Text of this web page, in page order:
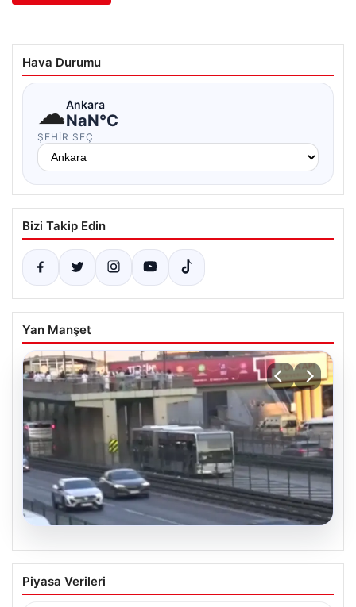
Hava Durumu
☁Ankara
NaN°C
ŞEHIR SEÇ
Bizi Takip Edin
Yan Manşet
Yola düştü, metrobüs çarptı: Kadının
durumu kritik
Piyasa Verileri